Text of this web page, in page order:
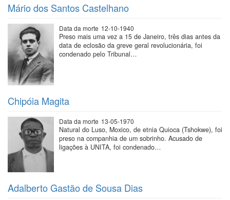
Mário dos Santos Castelhano
Data da morte 12-10-1940
Preso mais uma vez a 15 de Janeiro, três dias antes da
data de eclosão da greve geral revolucionária, foi
condenado pelo Tribunal…
Chipóia Magita
Data da morte 13-05-1970
Natural do Luso, Moxico, de etnia Quioca (Tshokwe), foi
preso na companhia de um sobrinho. Acusado de
ligações à UNITA, foi condenado…
Adalberto Gastão de Sousa Dias